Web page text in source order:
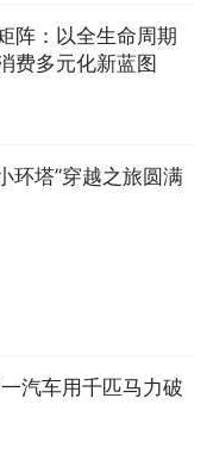
阵：以全生命周期
费多元化新蓝图
环塔”穿越之旅圆满
汽车用千匹马力破